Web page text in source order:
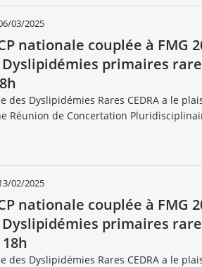
03/2025
nationale couplée à FMG
primaires
des Dyslipidémies Rares CEDRA a le
Réunion de Concertation
02/2025
nationale couplée à FMG
primaires
des Dyslipidémies Rares CEDRA a le